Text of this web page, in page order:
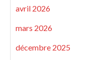
avril 2026
mars 2026
décembre 2025